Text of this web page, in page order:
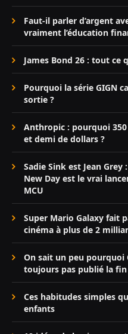
Faut-il parler d’argent
vraiment l’éducation
James Bond 26 : tout ce
Pourquoi la série GIGN
sortie ?
Anthropic : pourquoi
et demi de dollars ?
Sadie Sink est Jean
New Day est le vrai
MCU
Super Mario Galaxy fait
cinéma à plus de 2
On sait un peu pourquoi
toujours pas publié la fin
Ces habitudes simples
enfants